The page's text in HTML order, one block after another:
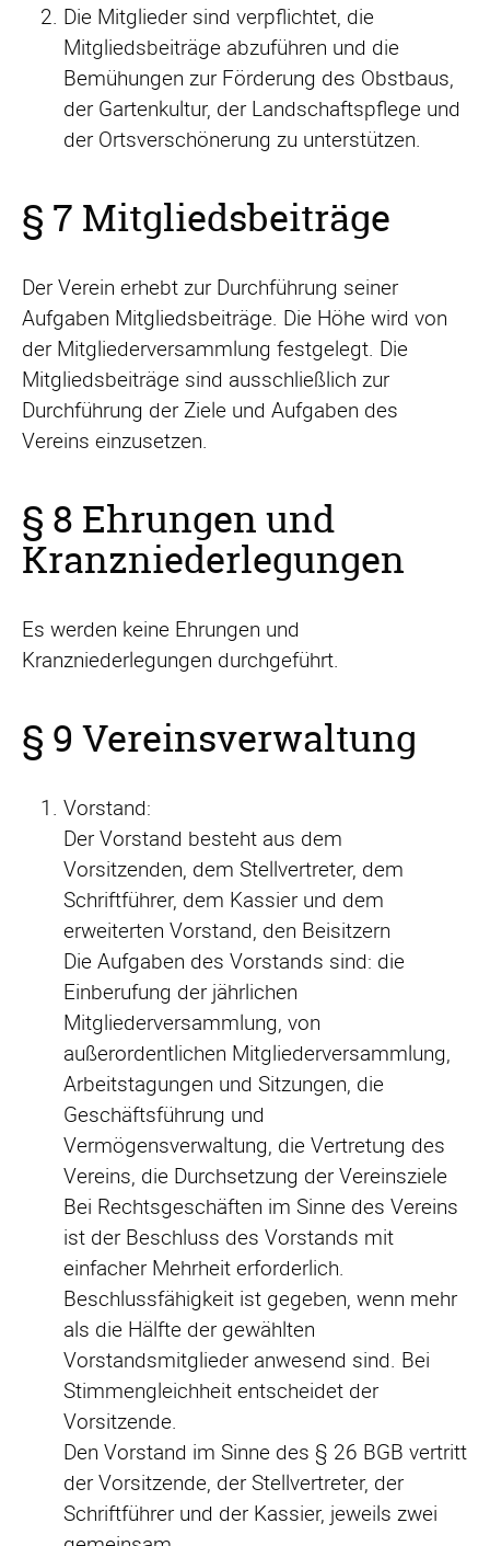
Die Mitglieder sind verpflichtet, die
Mitgliedsbeiträge abzuführen und die
Bemühungen zur Förderung des Obstbaus,
der Gartenkultur, der Landschaftspflege und
der Ortsverschönerung zu unterstützen.
§ 7 Mitgliedsbeiträge
Der Verein erhebt zur Durchführung seiner
Aufgaben Mitgliedsbeiträge. Die Höhe wird von
der Mitgliederversammlung festgelegt. Die
Mitgliedsbeiträge sind ausschließlich zur
Durchführung der Ziele und Aufgaben des
Vereins einzusetzen.
§ 8 Ehrungen und
Kranzniederlegungen
Es werden keine Ehrungen und
Kranzniederlegungen durchgeführt.
§ 9 Vereinsverwaltung
Vorstand:
Der Vorstand besteht aus dem
Vorsitzenden, dem Stellvertreter, dem
Schriftführer, dem Kassier und dem
erweiterten Vorstand, den Beisitzern
Die Aufgaben des Vorstands sind: die
Einberufung der jährlichen
Mitgliederversammlung, von
außerordentlichen Mitgliederversammlung,
Arbeitstagungen und Sitzungen, die
Geschäftsführung und
Vermögensverwaltung, die Vertretung des
Vereins, die Durchsetzung der Vereinsziele
Bei Rechtsgeschäften im Sinne des Vereins
ist der Beschluss des Vorstands mit
einfacher Mehrheit erforderlich.
Beschlussfähigkeit ist gegeben, wenn mehr
als die Hälfte der gewählten
Vorstandsmitglieder anwesend sind. Bei
Stimmengleichheit entscheidet der
Vorsitzende.
Den Vorstand im Sinne des § 26 BGB vertritt
der Vorsitzende, der Stellvertreter, der
Schriftführer und der Kassier, jeweils zwei